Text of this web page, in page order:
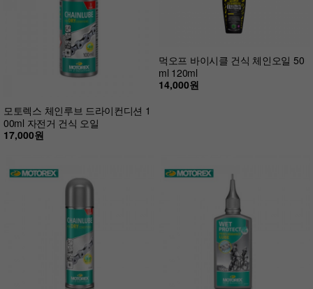
모토렉스 체인루브 드라이컨디션 1
00ml 자전거 건식 오일
17,000원
먹오프 바이시클 건식 체인오일 50
ml 120ml
14,000원